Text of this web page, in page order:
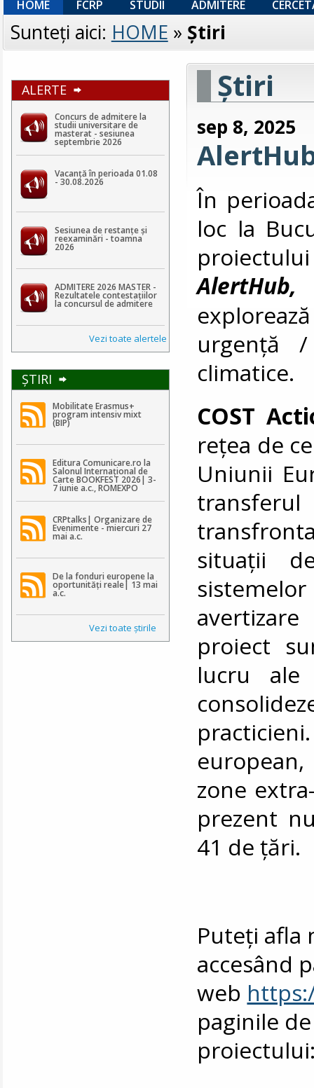
HOME FCRP STUDII ADMITERE
Sunteţi aici: HOME » Ştiri
ALERTE
Concurs de admitere la
studii universitare de
masterat - sesiunea
septembrie 2026
Vacanță în perioada 01.08
- 30.08.2026
Sesiunea de restanțe și
reexaminări - toamna
2026
ADMITERE 2026 MASTER -
Rezultatele contestaţiilor
la concursul de admitere
Vezi toate alertele
ŞTIRI
Mobilitate Erasmus+
program intensiv mixt
(BIP)
Editura Comunicare.ro la
Salonul Internațional de
Carte BOOKFEST 2026| 3-
7 iunie a.c., ROMEXPO
CRPtalks| Organizare de
Evenimente - miercuri 27
mai a.c.
De la fonduri europene la
oportunități reale| 13 mai
a.c.
Vezi toate ştirile
Ştiri
sep 8, 2025
În
loc la
AlertHub,
urgență
climatice.
COST
rețea de
Uniunii
situații
proiect
lucru
zone
prezent
41 de țări.
Puteți afla
accesând
web
paginile